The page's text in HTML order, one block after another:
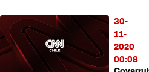
30-
11-
2020
00:08